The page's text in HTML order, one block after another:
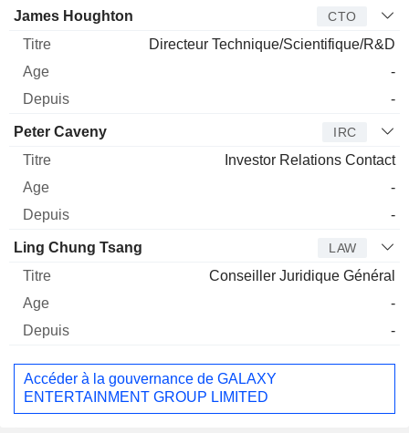
James Houghton CTO
Directeur Technique/Scientifique/R&D
-
-
Peter Caveny IRC
Investor Relations Contact
-
-
Ling Chung Tsang LAW
Conseiller Juridique Général
-
-
Accéder à la gouvernance de GALAXY
ENTERTAINMENT GROUP LIMITED